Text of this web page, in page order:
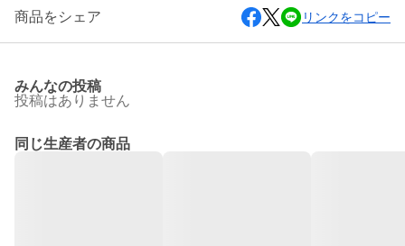
商品をシェア リンクをコピー
みんなの投稿
投稿はありません
同じ生産者の商品